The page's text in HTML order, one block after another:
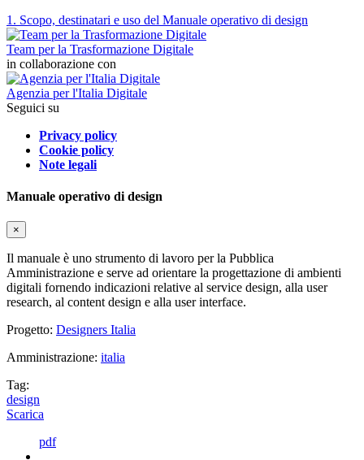
1. Scopo, destinatari e uso del Manuale operativo di design
Team per la Trasformazione Digitale
in collaborazione con
Agenzia per l'Italia Digitale
Seguici su
Privacy policy
Cookie policy
Note legali
Manuale operativo di design
×
Il manuale è uno strumento di lavoro per la Pubblica
Amministrazione e serve ad orientare la progettazione di ambienti
digitali fornendo indicazioni relative al service design, alla user
research, al content design e alla user interface.
Progetto: Designers Italia
Amministrazione: italia
Tag:
design
Scarica
pdf